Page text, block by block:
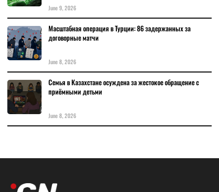
June 9, 2026
Масштабная операция в Турции: 86 задержанных за
договорные матчи
June 8, 2026
Семья в Казахстане осуждена за жестокое обращение с
приёмными детьми
June 8, 2026